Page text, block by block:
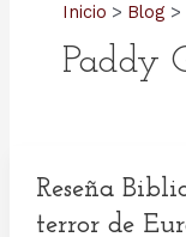
Inicio Blog
Paddy
Reseña
terror de